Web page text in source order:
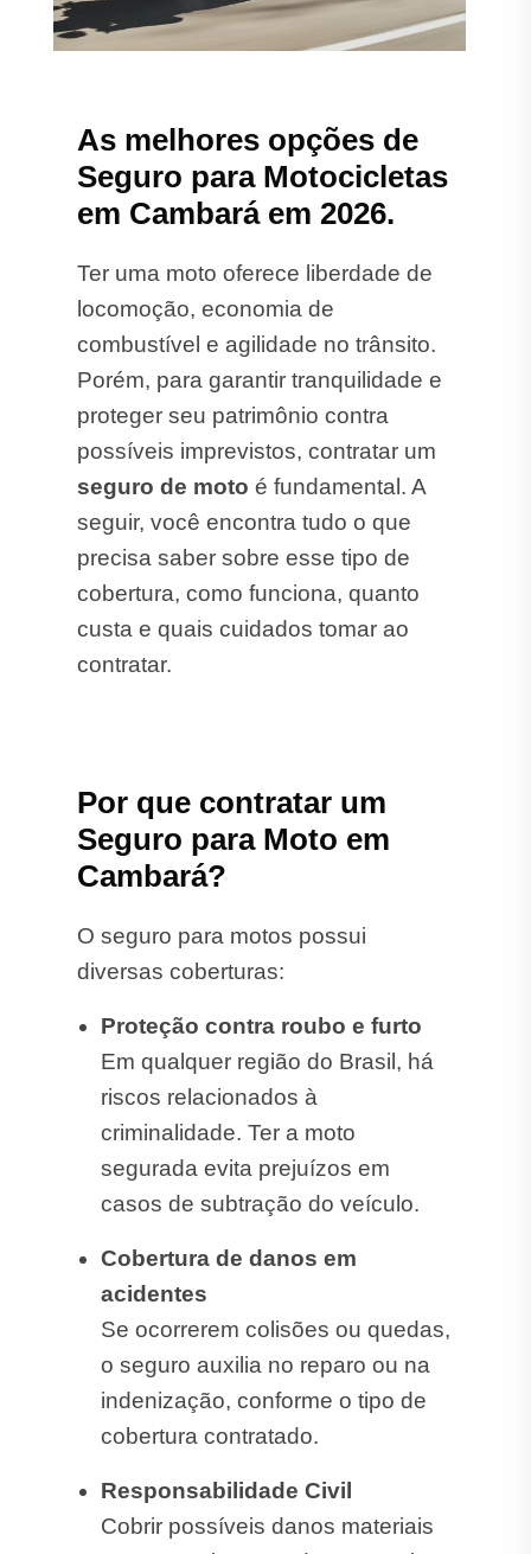
As melhores opções de
Seguro para Motocicletas
em Cambará em 2026.
Ter uma moto oferece liberdade de
locomoção, economia de
combustível e agilidade no trânsito.
Porém, para garantir tranquilidade e
proteger seu patrimônio contra
possíveis imprevistos, contratar um
seguro de moto é fundamental. A
seguir, você encontra tudo o que
precisa saber sobre esse tipo de
cobertura, como funciona, quanto
custa e quais cuidados tomar ao
contratar.
Por que contratar um
Seguro para Moto em
Cambará?
O seguro para motos possui
diversas coberturas:
Proteção contra roubo e furto
Em qualquer região do Brasil, há
riscos relacionados à
criminalidade. Ter a moto
segurada evita prejuízos em
casos de subtração do veículo.
Cobertura de danos em
acidentes
Se ocorrerem colisões ou quedas,
o seguro auxilia no reparo ou na
indenização, conforme o tipo de
cobertura contratado.
Responsabilidade Civil
Cobrir possíveis danos materiais